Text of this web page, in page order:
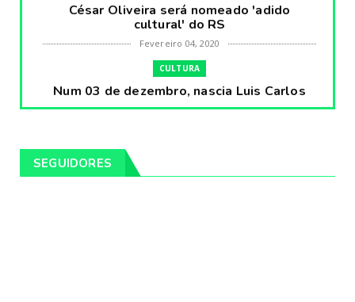
César Oliveira será nomeado 'adido
cultural' do RS
Fevereiro 04, 2020
CULTURA
Num 03 de dezembro, nascia Luis Carlos
Prestes, o Cavaleiro ...
Pintores da Temática Gauchesca - parte
SEGUIDORES